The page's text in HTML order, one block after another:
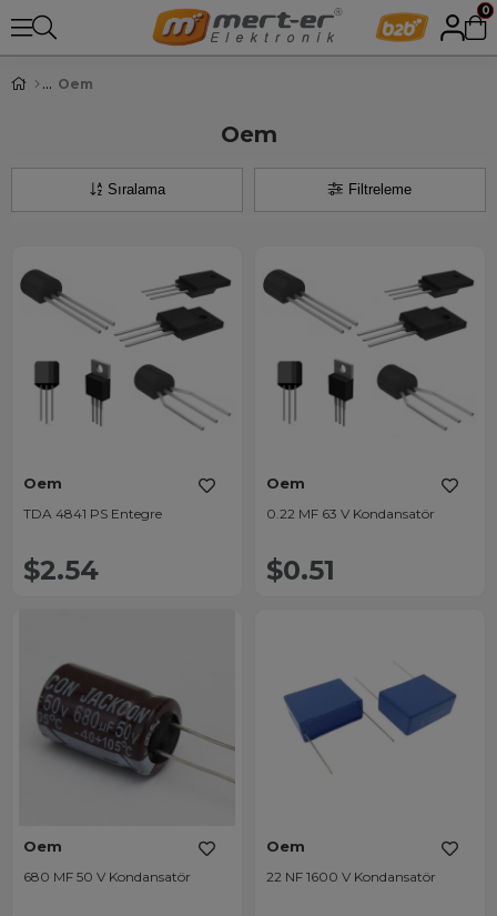
0
Oem
Oem
Filtreleme
Sıralama
Oem
TDA 4841 PS Entegre
$2.54
Oem
0.22 MF 63 V Kondansatör
$0.51
Oem
680 MF 50 V Kondansatör
Oem
22 NF 1600 V Kondansatör